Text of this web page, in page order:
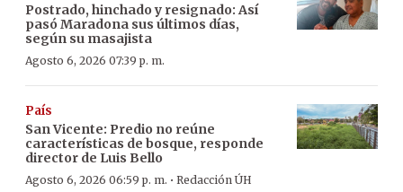
Postrado, hinchado y resignado: Así
pasó Maradona sus últimos días,
según su masajista
Agosto 6, 2026 07:39 p. m.
País
San Vicente: Predio no reúne
características de bosque, responde
director de Luis Bello
Agosto 6, 2026 06:59 p. m. · Redacción ÚH